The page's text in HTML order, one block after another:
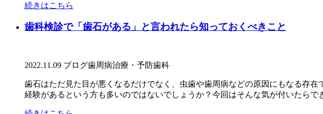
続きはこちら
歯科検診で「歯石がある」と言われたら知っておくべきこと
2022.11.09 ブログ歯周病治療・予防歯科
歯石はただ見た目が悪くなるだけでなく、虫歯や歯周病などの原因にもなる存
経験があるという方も多いのではないでしょうか？今回はそんな気が付いたらで